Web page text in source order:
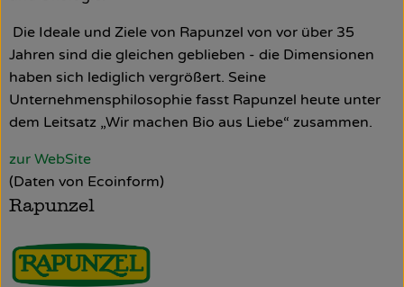
Die Ideale und Ziele von Rapunzel von vor über 35
Jahren sind die gleichen geblieben - die Dimensionen
haben sich lediglich vergrößert. Seine
Unternehmensphilosophie fasst Rapunzel heute unter
dem Leitsatz „Wir machen Bio aus Liebe“ zusammen.
zur WebSite
(Daten von Ecoinform)
Rapunzel